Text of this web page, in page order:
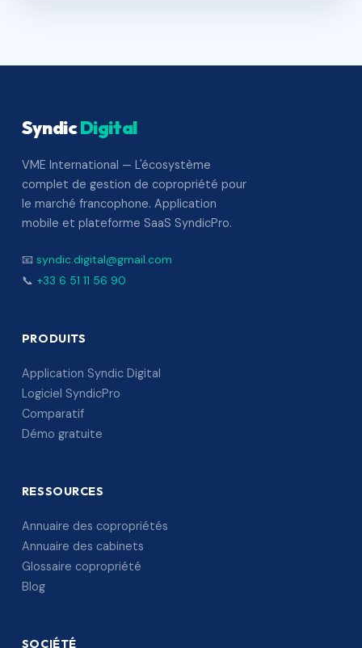
SyndicDigital
VME International — L'écosystème
complet de gestion de copropriété pour
le marché francophone. Application
mobile et plateforme SaaS SyndicPro.
📧 syndic.digital@gmail.com
📞 +33 6 51 11 56 90
PRODUITS
Application Syndic Digital
Logiciel SyndicPro
Comparatif
Démo gratuite
RESSOURCES
Annuaire des copropriétés
Annuaire des cabinets
Glossaire copropriété
Blog
SOCIÉTÉ